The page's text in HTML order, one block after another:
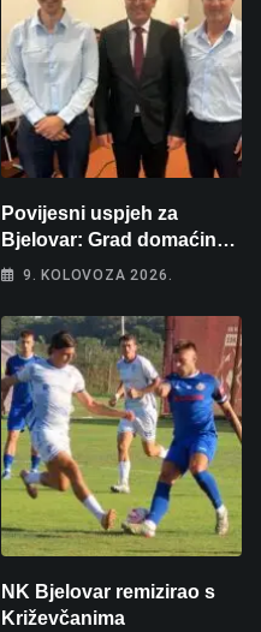
Povijesni uspjeh za
Bjelovar: Grad domaćin
Europskog juniorskog
9. KOLOVOZA 2026.
NK Bjelovar remizirao s
Križevčanima